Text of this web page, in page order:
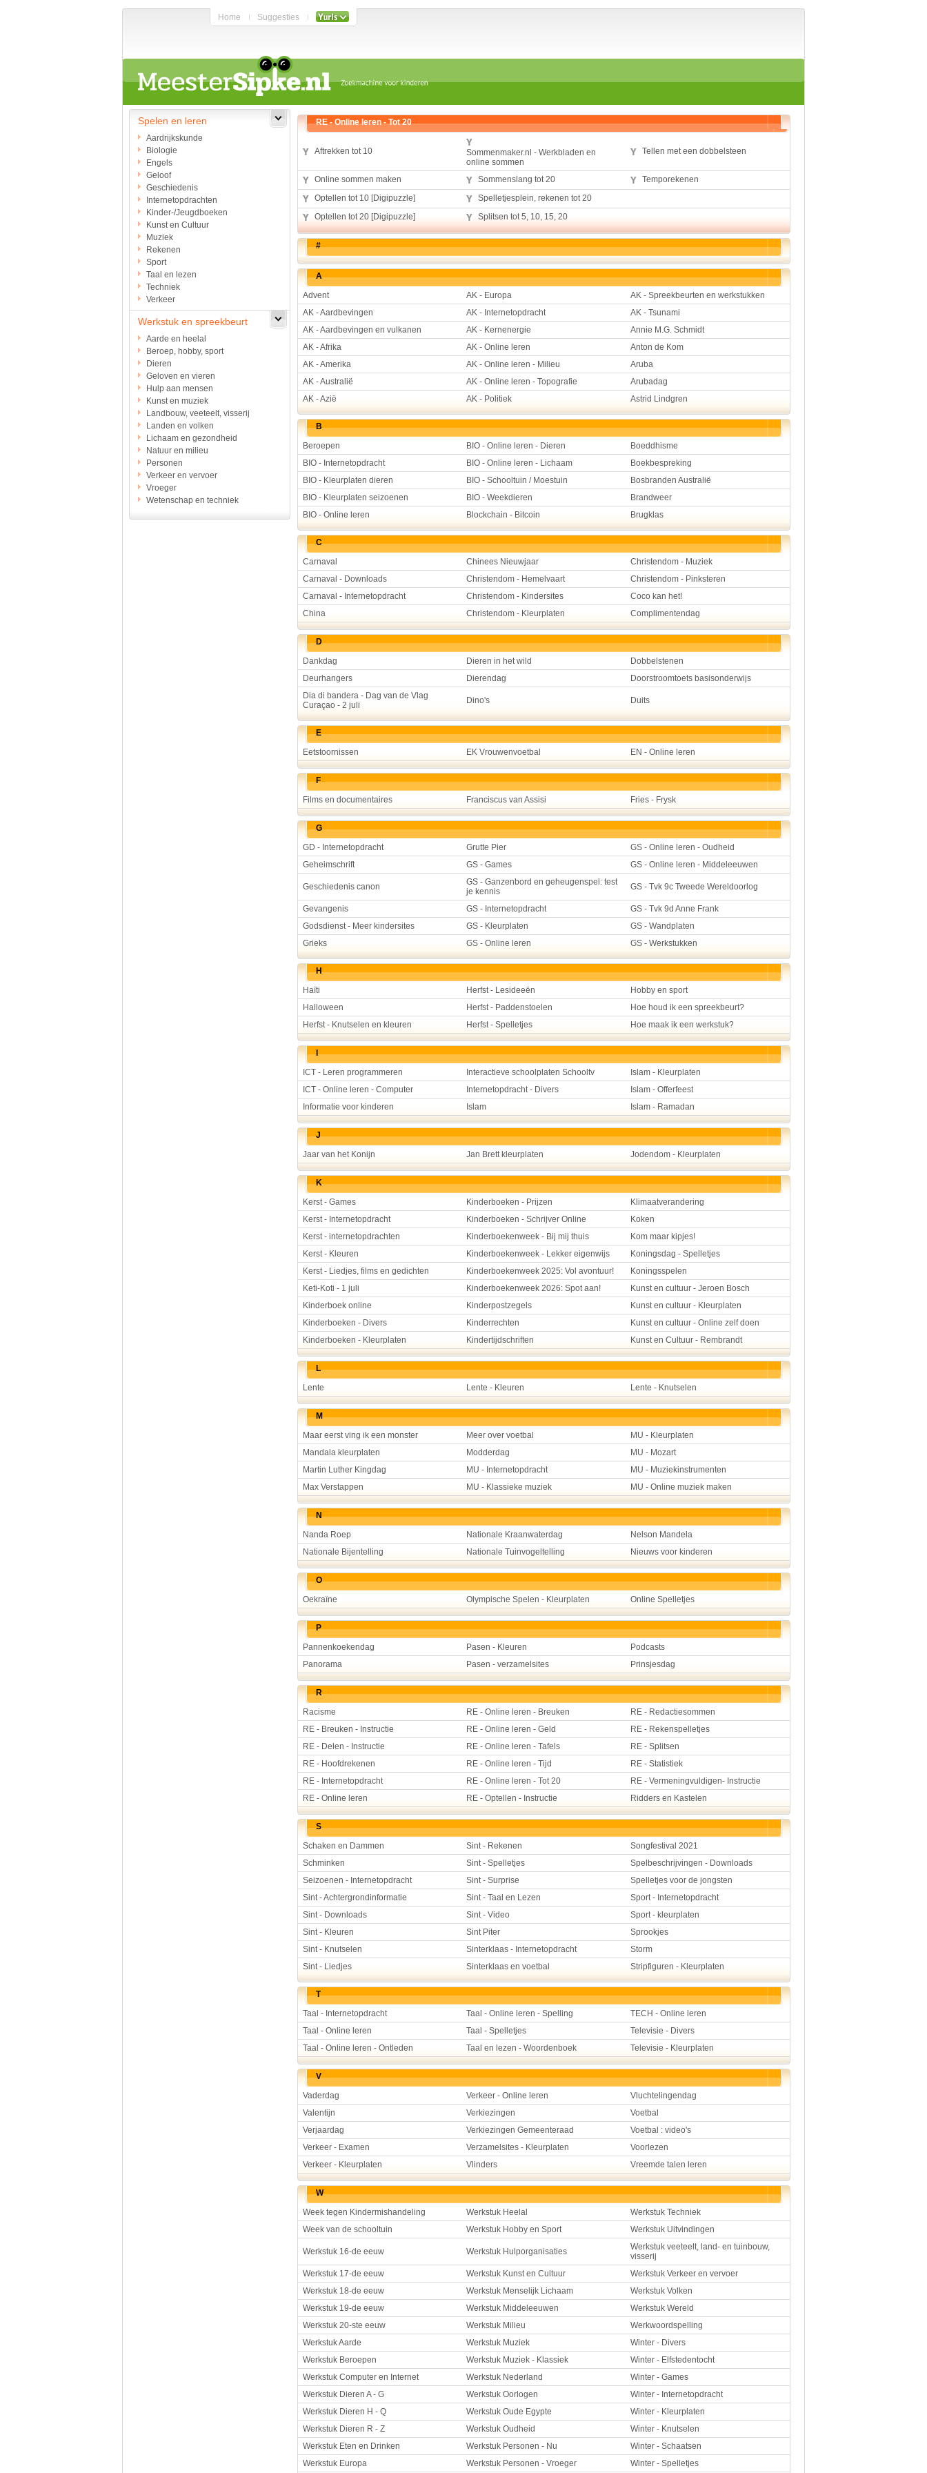
Home Suggesties
Spelen en leren
Aardrijkskunde
Biologie
Engels
Geloof
Geschiedenis
Internetopdrachten
Kinder-/Jeugdboeken
Kunst en Cultuur
Muziek
Rekenen
Sport
Taal en lezen
Techniek
Verkeer
Werkstuk en spreekbeurt
Aarde en heelal
Beroep, hobby, sport
Dieren
Geloven en vieren
Hulp aan mensen
Kunst en muziek
Landbouw, veeteelt, visserij
Landen en volken
Lichaam en gezondheid
Natuur en milieu
Personen
Verkeer en vervoer
Vroeger
Wetenschap en techniek
RE - Online leren - Tot 20
Aftrekken tot 10
Sommenmaker.nl - Werkbladen en
online sommen
Tellen met een dobbelsteen
Online sommen maken Sommenslang tot 20
Temporekenen
Optellen tot 10 [Digipuzzle]
Spelletjesplein, rekenen tot 20
Optellen tot 20 [Digipuzzle]
Splitsen tot 5, 10, 15, 20
#
A
Advent
AK - Europa
AK - Spreekbeurten en werkstukken
AK - Aardbevingen
AK - Internetopdracht
AK - Tsunami
AK - Aardbevingen en vulkanen
AK - Kernenergie
Annie M.G. Schmidt
AK - Afrika
AK - Online leren
Anton de Kom
AK - Amerika
AK - Online leren - Milieu
Aruba
AK - Australië
AK - Online leren - Topografie
Arubadag
AK - Azië
AK - Politiek Astrid Lindgren
B
Beroepen
BIO - Online leren - Dieren
Boeddhisme
BIO - Internetopdracht
BIO - Online leren - Lichaam
Boekbespreking
BIO - Kleurplaten dieren
BIO - Schooltuin / Moestuin
Bosbranden Australië
BIO - Kleurplaten seizoenen
BIO - Weekdieren
Brandweer
BIO - Online leren
Blockchain - Bitcoin Brugklas
C
Carnaval
Chinees Nieuwjaar
Christendom - Muziek
Carnaval - Downloads
Christendom - Hemelvaart
Christendom - Pinksteren
Carnaval - Internetopdracht
Christendom - Kindersites
Coco kan het!
China
Christendom - Kleurplaten Complimentendag
D
Dankdag
Dieren in het wild
Dobbelstenen
Deurhangers
Dierendag
Doorstroomtoets basisonderwijs
Dia di bandera - Dag van de Vlag
Curaçao - 2 juli
Dino's Duits
E
Eetstoornissen
EK Vrouwenvoetbal EN - Online leren
F
Films en documentaires
Franciscus van Assisi Fries - Frysk
G
GD - Internetopdracht
Grutte Pier
GS - Online leren - Oudheid
Geheimschrift
GS - Games GS - Online leren - Middeleeuwen
Geschiedenis canon
GS - Ganzenbord en geheugenspel: test
je kennis
GS - Tvk 9c Tweede Wereldoorlog
Gevangenis GS - Internetopdracht
GS - Tvk 9d Anne Frank
Godsdienst - Meer kindersites
GS - Kleurplaten
GS - Wandplaten
Grieks
GS - Online leren GS - Werkstukken
H
Haïti
Herfst - Lesideeën
Hobby en sport
Halloween
Herfst - Paddenstoelen
Hoe houd ik een spreekbeurt?
Herfst - Knutselen en kleuren
Herfst - Spelletjes Hoe maak ik een werkstuk?
I
ICT - Leren programmeren
Interactieve schoolplaten Schooltv
Islam - Kleurplaten
ICT - Online leren - Computer
Internetopdracht - Divers
Islam - Offerfeest
Informatie voor kinderen
Islam Islam - Ramadan
J
Jaar van het Konijn
Jan Brett kleurplaten Jodendom - Kleurplaten
K
Kerst - Games
Kinderboeken - Prijzen
Klimaatverandering
Kerst - Internetopdracht
Kinderboeken - Schrijver Online
Koken
Kerst - internetopdrachten
Kinderboekenweek - Bij mij thuis
Kom maar kipjes!
Kerst - Kleuren
Kinderboekenweek - Lekker eigenwijs
Koningsdag - Spelletjes
Kerst - Liedjes, films en gedichten
Kinderboekenweek 2025: Vol avontuur!
Koningsspelen
Keti-Koti - 1 juli
Kinderboekenweek 2026: Spot aan!
Kunst en cultuur - Jeroen Bosch
Kinderboek online
Kinderpostzegels
Kunst en cultuur - Kleurplaten
Kinderboeken - Divers
Kinderrechten
Kunst en cultuur - Online zelf doen
Kinderboeken - Kleurplaten
Kindertijdschriften Kunst en Cultuur - Rembrandt
L
Lente
Lente - Kleuren Lente - Knutselen
M
Maar eerst ving ik een monster
Meer over voetbal
MU - Kleurplaten
Mandala kleurplaten
Modderdag
MU - Mozart
Martin Luther Kingdag
MU - Internetopdracht
MU - Muziekinstrumenten
Max Verstappen
MU - Klassieke muziek MU - Online muziek maken
N
Nanda Roep
Nationale Kraanwaterdag
Nelson Mandela
Nationale Bijentelling
Nationale Tuinvogeltelling Nieuws voor kinderen
O
Oekraïne
Olympische Spelen - Kleurplaten Online Spelletjes
P
Pannenkoekendag
Pasen - Kleuren
Podcasts
Panorama
Pasen - verzamelsites Prinsjesdag
R
Racisme
RE - Online leren - Breuken
RE - Redactiesommen
RE - Breuken - Instructie
RE - Online leren - Geld
RE - Rekenspelletjes
RE - Delen - Instructie
RE - Online leren - Tafels
RE - Splitsen
RE - Hoofdrekenen
RE - Online leren - Tijd
RE - Statistiek
RE - Internetopdracht
RE - Online leren - Tot 20
RE - Vermeningvuldigen- Instructie
RE - Online leren
RE - Optellen - Instructie Ridders en Kastelen
S
Schaken en Dammen
Sint - Rekenen
Songfestival 2021
Schminken
Sint - Spelletjes
Spelbeschrijvingen - Downloads
Seizoenen - Internetopdracht
Sint - Surprise
Spelletjes voor de jongsten
Sint - Achtergrondinformatie
Sint - Taal en Lezen
Sport - Internetopdracht
Sint - Downloads
Sint - Video
Sport - kleurplaten
Sint - Kleuren
Sint Piter
Sprookjes
Sint - Knutselen
Sinterklaas - Internetopdracht
Storm
Sint - Liedjes
Sinterklaas en voetbal Stripfiguren - Kleurplaten
T
Taal - Internetopdracht
Taal - Online leren - Spelling
TECH - Online leren
Taal - Online leren
Taal - Spelletjes
Televisie - Divers
Taal - Online leren - Ontleden
Taal en lezen - Woordenboek Televisie - Kleurplaten
V
Vaderdag
Verkeer - Online leren
Vluchtelingendag
Valentijn
Verkiezingen
Voetbal
Verjaardag
Verkiezingen Gemeenteraad
Voetbal : video's
Verkeer - Examen
Verzamelsites - Kleurplaten
Voorlezen
Verkeer - Kleurplaten
Vlinders Vreemde talen leren
W
Week tegen Kindermishandeling
Werkstuk Heelal
Werkstuk Techniek
Week van de schooltuin
Werkstuk Hobby en Sport Werkstuk Uitvindingen
Werkstuk 16-de eeuw Werkstuk Hulporganisaties
Werkstuk veeteelt, land- en tuinbouw,
visserij
Werkstuk 17-de eeuw
Werkstuk Kunst en Cultuur
Werkstuk Verkeer en vervoer
Werkstuk 18-de eeuw
Werkstuk Menselijk Lichaam
Werkstuk Volken
Werkstuk 19-de eeuw
Werkstuk Middeleeuwen
Werkstuk Wereld
Werkstuk 20-ste eeuw
Werkstuk Milieu
Werkwoordspelling
Werkstuk Aarde
Werkstuk Muziek
Winter - Divers
Werkstuk Beroepen
Werkstuk Muziek - Klassiek
Winter - Elfstedentocht
Werkstuk Computer en Internet
Werkstuk Nederland
Winter - Games
Werkstuk Dieren A - G
Werkstuk Oorlogen
Winter - Internetopdracht
Werkstuk Dieren H - Q
Werkstuk Oude Egypte
Winter - Kleurplaten
Werkstuk Dieren R - Z
Werkstuk Oudheid
Winter - Knutselen
Werkstuk Eten en Drinken
Werkstuk Personen - Nu
Winter - Schaatsen
Werkstuk Europa
Werkstuk Personen - Vroeger Winter - Spelletjes